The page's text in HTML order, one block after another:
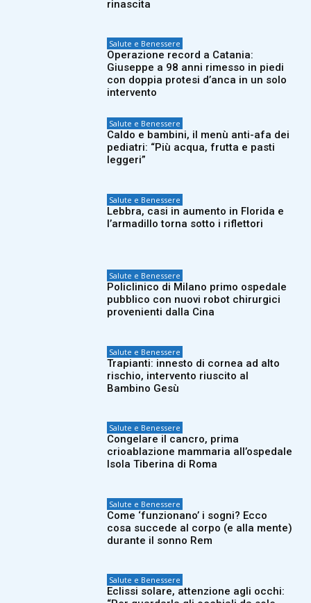
rinascita
Salute e Benessere
Operazione record a Catania:
Giuseppe a 98 anni rimesso in piedi
con doppia protesi d’anca in un solo
intervento
Salute e Benessere
Caldo e bambini, il menù anti-afa dei
pediatri: “Più acqua, frutta e pasti
leggeri”
Salute e Benessere
Lebbra, casi in aumento in Florida e
l’armadillo torna sotto i riflettori
Salute e Benessere
Policlinico di Milano primo ospedale
pubblico con nuovi robot chirurgici
provenienti dalla Cina
Salute e Benessere
Trapianti: innesto di cornea ad alto
rischio, intervento riuscito al
Bambino Gesù
Salute e Benessere
Congelare il cancro, prima
crioablazione mammaria all’ospedale
Isola Tiberina di Roma
Salute e Benessere
Come ‘funzionano’ i sogni? Ecco
cosa succede al corpo (e alla mente)
durante il sonno Rem
Salute e Benessere
Eclissi solare, attenzione agli occhi: